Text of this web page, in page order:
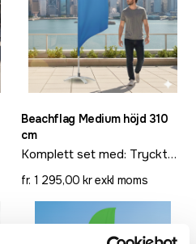
Beachflag Medium höjd 310
cm
Komplett set med: Tryckt
Glasfiber för maximal
flexibilitet och styrka,
praktisk och snygg
transportväska.
fr. 1 295,00 kr exkl moms